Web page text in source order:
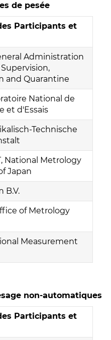
de pesée
Participants et
Administration
and Quarantine
National de
et d'Essais
Technische
National Metrology
Japan
B.V.
of Metrology
Measurement
non-automatiques
Participants et